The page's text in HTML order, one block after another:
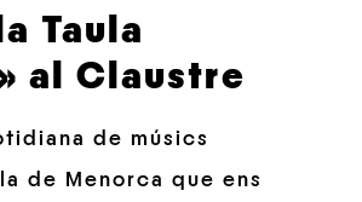
Taula
al Claustre
de músics
de Menorca que ens